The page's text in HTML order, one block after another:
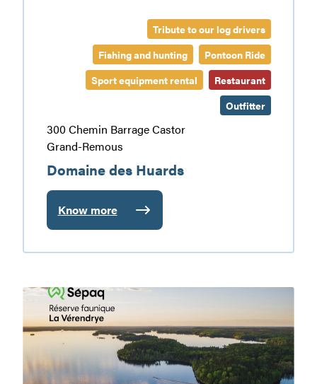
Tribute to our log drivers
Fishing and hunting
Pontoon Ride
Sport equipment rental
Restaurant
Outfitter
300 Chemin Barrage Castor
Grand-Remous
Domaine des Huards
Know more
:
Domaine
des
La
Vérendrye
Wildlife